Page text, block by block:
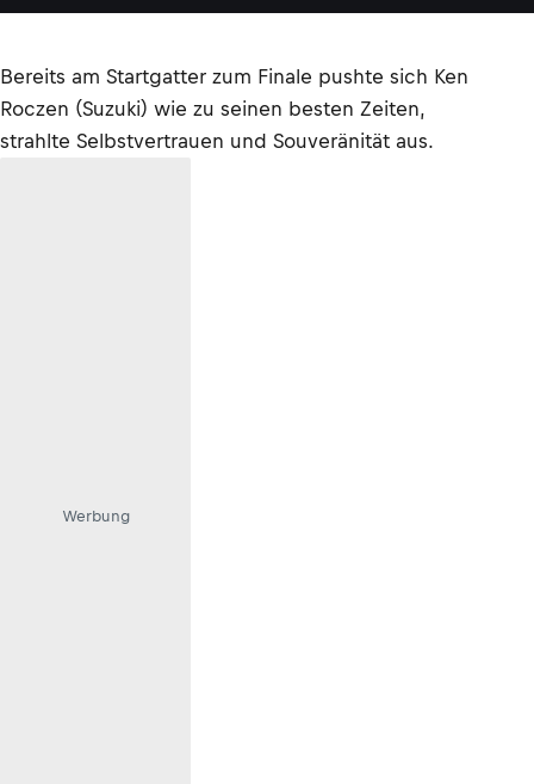
Bereits am Startgatter zum Finale pushte sich Ken
Roczen (Suzuki) wie zu seinen besten Zeiten,
strahlte Selbstvertrauen und Souveränität aus.
Werbung